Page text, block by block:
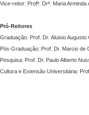
Vice-reitor: Profª. Drª. Maria
Pró-Reitores
Graduação: Prof. Dr. Aluisio Augusto
Pós-Graduação: Prof. Dr. Marcio de
Pesquisa: Prof. Dr. Paulo Alberto
Cultura e Extensão Universitária: